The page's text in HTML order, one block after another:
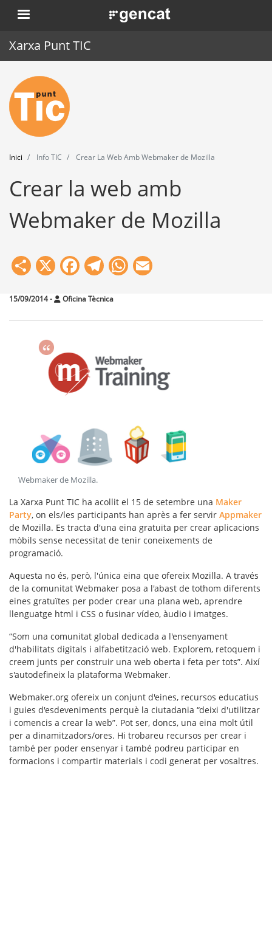
Vés
al
. Obre en una nova finestra.
Xarxa Punt TIC
Inici
Punt TIC
Actualitat
Agenda
Formació
Eines
Inici Info TIC Crear La Web Amb Webmaker de Mozilla
Crear la web amb
Webmaker de Mozilla
Share
X Facebook
Telegram
WhatsApp
15/09/2014- Oficina Tècnica
Webmaker de Mozilla.
La Xarxa Punt TIC ha acollit el 15 de setembre una Maker
Party, on els/les participants han après a fer servir Appmaker
de Mozilla. Es tracta d'una eina gratuïta per crear aplicacions
mòbils sense necessitat de tenir coneixements de
programació.
Aquesta no és, però, l'única eina que ofereix Mozilla. A través
de la comunitat Webmaker posa a l'abast de tothom diferents
eines gratuïtes per poder crear una plana web, aprendre
llenguatge html i CSS o fusinar vídeo, àudio i imatges.
“Som una comunitat global dedicada a l'ensenyament
d'habilitats digitals i alfabetització web. Explorem, retoquem i
creem junts per construir una web oberta i feta per tots”. Així
s'autodefineix la plataforma Webmaker.
Webmaker.org ofereix un conjunt d'eines, recursos educatius
i guies d'esdeveniments perquè la ciutadania “deixi d'utilitzar
i comencis a crear la web”. Pot ser, doncs, una eina molt útil
per a dinamitzadors/ores. Hi trobareu recursos per crear i
també per poder ensenyar i també podreu participar en
formacions i compartir materials i codi generat per vosaltres.